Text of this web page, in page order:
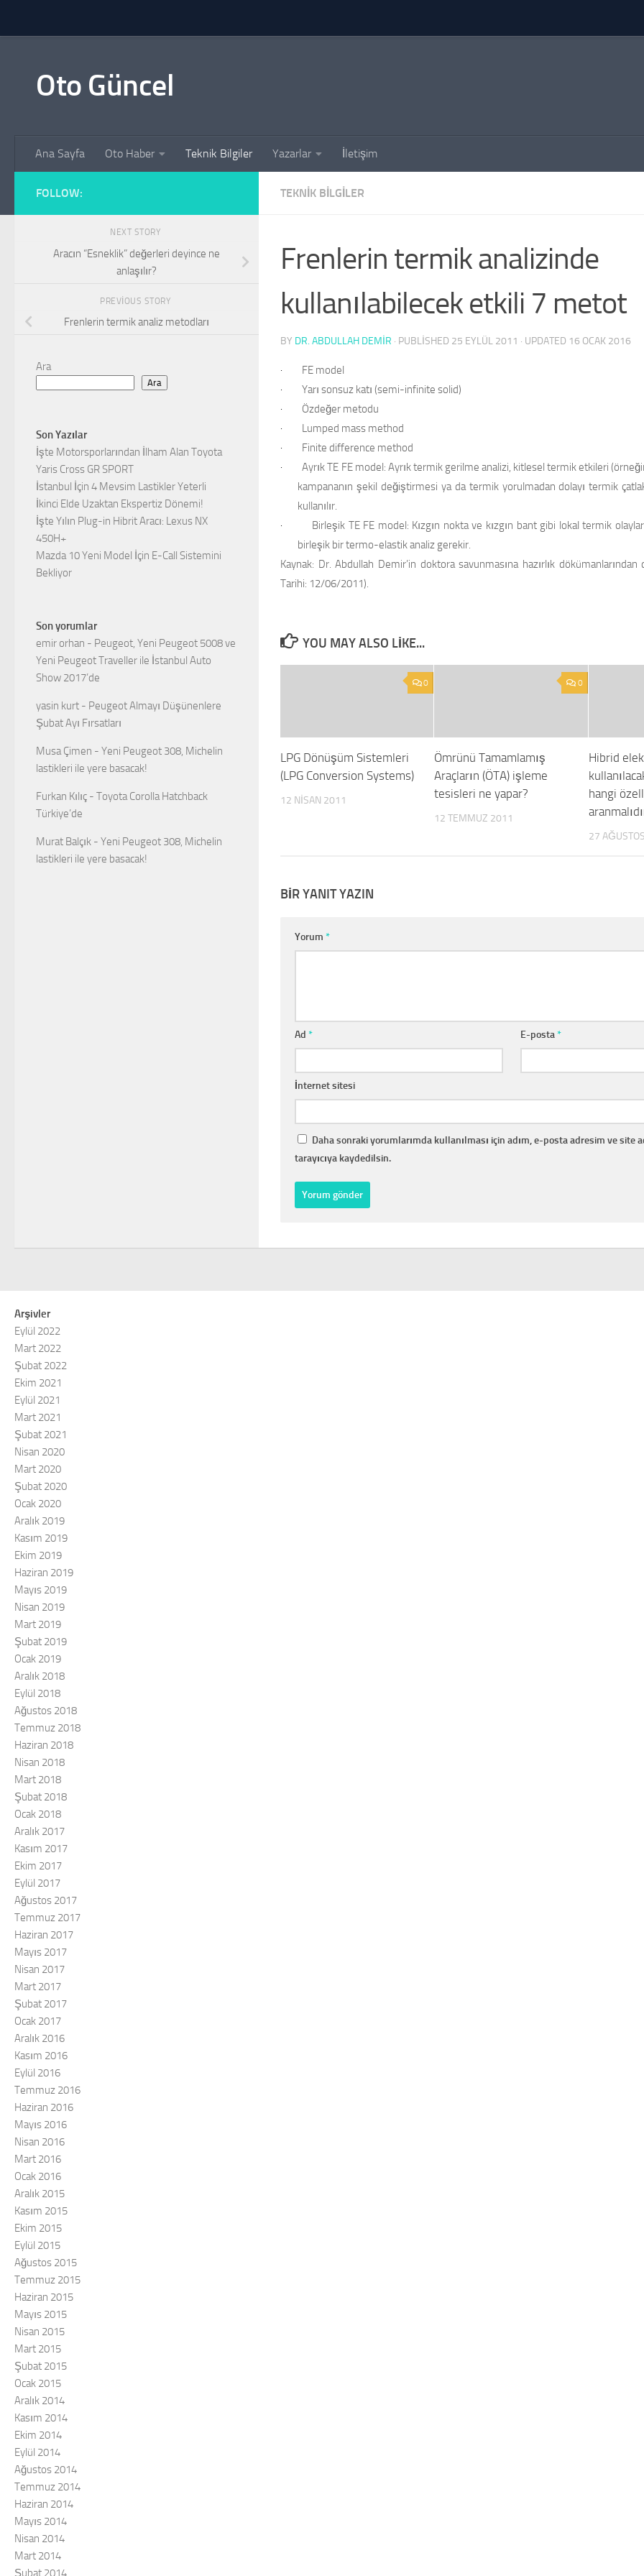
Oto Güncel
Ana Sayfa Oto Haber Teknik Bilgiler Yazarlar İletişim
TEKNIK BILGILER
Frenlerin termik analizinde
kullanılabilecek etkili 7 metot
BY DR. ABDULLAH DEMİR · PUBLISHED 25 EYLÜL 2011 · UPDATED 16 OCAK 2016
·
FE model
·
Yarı sonsuz katı (semi-infinite solid)
·
Özdeğer metodu
·
Lumped mass method
·
Finite difference method
·
Ayrık TE FE model: Ayrık termik gerilme analizi, kitlesel termik etkileri
kampananın şekil değiştirmesi ya da termik yorulmadan dolayı termik
kullanılır.
·
Birleşik TE FE model: Kızgın nokta ve kızgın bant gibi lokal termik
birleşik bir termo-elastik analiz gerekir.
Kaynak: Dr. Abdullah Demir’in doktora savunmasına hazırlık
Tarihi: 12/06/2011).
YOU MAY ALSO LIKE...
0
LPG Dönüşüm Sistemleri
(LPG Conversion Systems)
12 NISAN 2011
0
Ömrünü Tamamlamış
Araçların (ÖTA) işleme
tesisleri ne yapar?
12 TEMMUZ 2011
Hibrid
hangi
27
BIR YANIT YAZIN
Yorum *
Ad * E-posta*
İnternet sitesi
Daha sonraki yorumlarımda kullanılması için adım, e-posta adresim ve site
tarayıcıya kaydedilsin.
FOLLOW:
NEXT STORY
Aracın “Esneklik” değerleri deyince ne
anlaşılır?
PREVIOUS STORY
Frenlerin termik analiz metodları
Ara
Ara
Son Yazılar
İşte Motorsporlarından İlham Alan Toyota
Yaris Cross GR SPORT
İstanbul İçin 4 Mevsim Lastikler Yeterli
İkinci Elde Uzaktan Ekspertiz Dönemi!
İşte Yılın Plug-in Hibrit Aracı: Lexus NX
450H+
Mazda 10 Yeni Model İçin E-Call Sistemini
Bekliyor
Son yorumlar
emir orhan - Peugeot, Yeni Peugeot 5008 ve
Yeni Peugeot Traveller ile İstanbul Auto
Show 2017’de
yasin kurt - Peugeot Almayı Düşünenlere
Şubat Ayı Fırsatları
Musa Çimen - Yeni Peugeot 308, Michelin
lastikleri ile yere basacak!
Furkan Kılıç - Toyota Corolla Hatchback
Türkiye’de
Murat Balçık - Yeni Peugeot 308, Michelin
lastikleri ile yere basacak!
Arşivler
Eylül 2022
Mart 2022
Şubat 2022
Ekim 2021
Eylül 2021
Mart 2021
Şubat 2021
Nisan 2020
Mart 2020
Şubat 2020
Ocak 2020
Aralık 2019
Kasım 2019
Ekim 2019
Haziran 2019
Mayıs 2019
Nisan 2019
Mart 2019
Şubat 2019
Ocak 2019
Aralık 2018
Eylül 2018
Ağustos 2018
Temmuz 2018
Haziran 2018
Nisan 2018
Mart 2018
Şubat 2018
Ocak 2018
Aralık 2017
Kasım 2017
Ekim 2017
Eylül 2017
Ağustos 2017
Temmuz 2017
Haziran 2017
Mayıs 2017
Nisan 2017
Mart 2017
Şubat 2017
Ocak 2017
Aralık 2016
Kasım 2016
Eylül 2016
Temmuz 2016
Haziran 2016
Mayıs 2016
Nisan 2016
Mart 2016
Ocak 2016
Aralık 2015
Kasım 2015
Ekim 2015
Eylül 2015
Ağustos 2015
Temmuz 2015
Haziran 2015
Mayıs 2015
Nisan 2015
Mart 2015
Şubat 2015
Ocak 2015
Aralık 2014
Kasım 2014
Ekim 2014
Eylül 2014
Ağustos 2014
Temmuz 2014
Haziran 2014
Mayıs 2014
Nisan 2014
Mart 2014
Şubat 2014